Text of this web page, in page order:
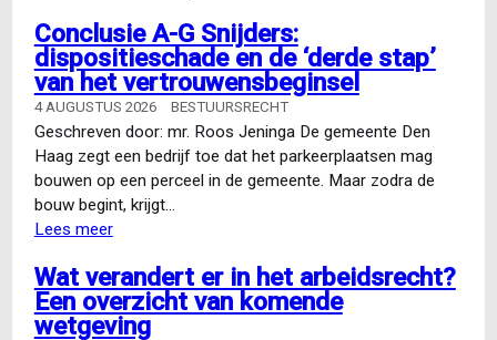
Conclusie A-G Snijders:
dispositieschade en de ‘derde stap’
van het vertrouwensbeginsel
4 AUGUSTUS 2026 BESTUURSRECHT
Geschreven door: mr. Roos Jeninga De gemeente Den
Haag zegt een bedrijf toe dat het parkeerplaatsen mag
bouwen op een perceel in de gemeente. Maar zodra de
bouw begint, krijgt…
Lees meerover
A-
G
Snijders:
Wat verandert er in het arbeidsrecht?
Een overzicht van komende
wetgeving